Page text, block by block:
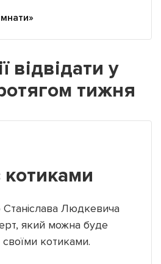
відвідати у
тижня
котиками
Людкевича
який можна буде
своїми котиками.